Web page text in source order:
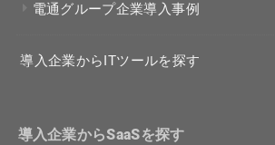
電通グループ企業導入事例
導入企業からITツールを探す
導入企業からSaaSを探す